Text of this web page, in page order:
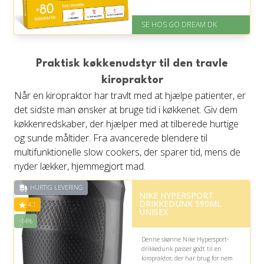
På lager
Levering: E-gavekort kan leveres
SE HOS GO DREAM DK
Praktisk køkkenudstyr til den travle
kiropraktor
Når en kiropraktor har travlt med at hjælpe patienter, er
det sidste man ønsker at bruge tid i køkkenet. Giv dem
køkkenredskaber, der hjælper med at tilberede hurtige
og sunde måltider. Fra avancerede blendere til
multifunktionelle slow cookers, der sparer tid, mens de
nyder lækker, hjemmegjort mad.
HURTIG LEVERING
4.1
-14%
NIKE HYPERSPORT
DRIKKEDUNK 590ML
UNISEX
Denne skønne Nike Hypersport-
drikkedunk passer godt til en
kiropraktor, der har brug for nem